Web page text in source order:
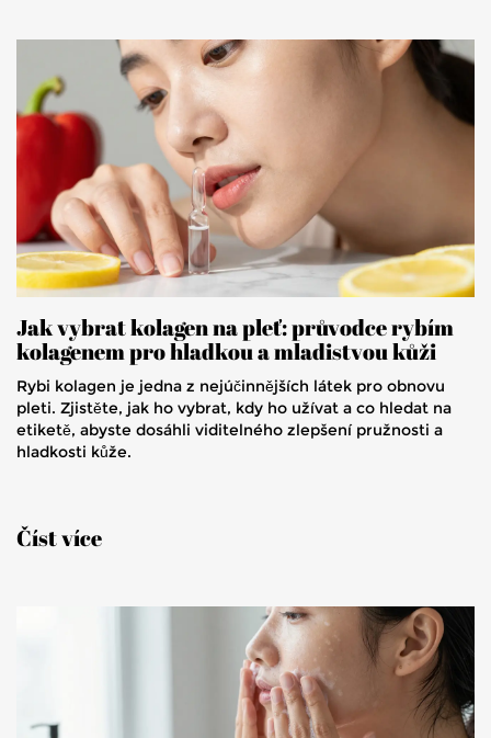
Jak vybrat kolagen na pleť: průvodce rybím
kolagenem pro hladkou a mladistvou kůži
Rybi kolagen je jedna z nejúčinnějších látek pro obnovu
pleti. Zjistěte, jak ho vybrat, kdy ho užívat a co hledat na
etiketě, abyste dosáhli viditelného zlepšení pružnosti a
hladkosti kůže.
Číst více